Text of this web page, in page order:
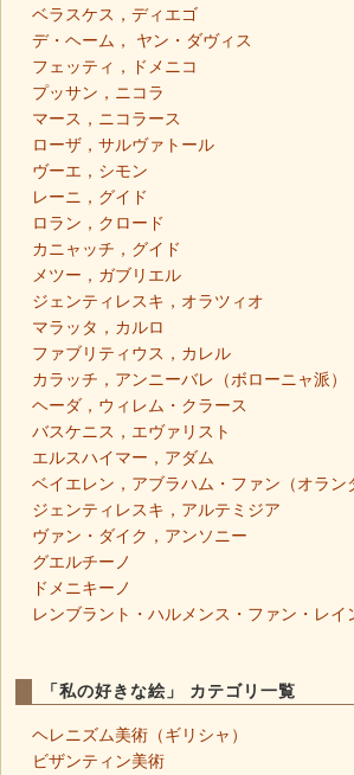
ベラスケス，ディエゴ
デ・ヘーム， ヤン・ダヴィス
フェッティ，ドメニコ
プッサン，ニコラ
マース，ニコラース
ローザ，サルヴァトール
ヴーエ，シモン
レーニ，グイド
ロラン，クロード
カニャッチ，グイド
メツー，ガブリエル
ジェンティレスキ，オラツィオ
マラッタ，カルロ
ファブリティウス，カレル
カラッチ，アンニーバレ（ボローニャ派）
ヘーダ，ウィレム・クラース
バスケニス，エヴァリスト
エルスハイマー，アダム
ベイエレン，アブラハム・ファン（オラン
ジェンティレスキ，アルテミジア
ヴァン・ダイク，アンソニー
グエルチーノ
ドメニキーノ
レンブラント・ハルメンス・ファン・レイ
「私の好きな絵」 カテゴリ一覧
ヘレニズム美術（ギリシャ）
ビザンティン美術